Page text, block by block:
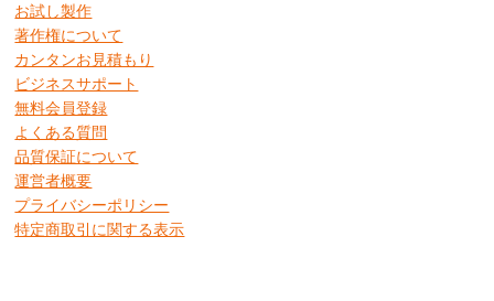
お試し製作
著作権について
カンタンお見積もり
ビジネスサポート
無料会員登録
よくある質問
品質保証について
運営者概要
プライバシーポリシー
特定商取引に関する表示